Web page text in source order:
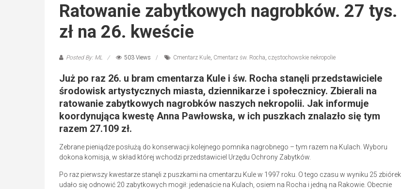
Ratowanie zabytkowych nagrobków. 27 tys.
zł na 26. kweście
Posted By: ML 503 Views Cmentarz Kule, Cmentarz św. Rocha, częstochowskie nekropolie
Już po raz 26. u bram cmentarza Kule i św. Rocha stanęli przedstawiciele
środowisk artystycznych miasta, dziennikarze i społecznicy. Zbierali na
ratowanie zabytkowych nagrobków naszych nekropolii. Jak informuje
koordynująca kwestę Anna Pawłowska, w ich puszkach znalazło się tym
razem 27.109 zł.
Zebrane pieniądze posłużą do konserwacji kolejnego pomnika nagrobnego – tym razem na Kulach. Wyboru
dokona komisja, w skład której wchodzi przedstawiciel Urzędu Ochrony Zabytków.
Po raz pierwszy kwestarze stanęli z puszkami na cmentarzu Kule w 1997 roku. O tego czasu w wyniku 25 zbiórek
udało się odnowić 20 zabytkowych mogił: jedenaście na Kulach, osiem na Rocha i jedną na Rakowie. Obecnie